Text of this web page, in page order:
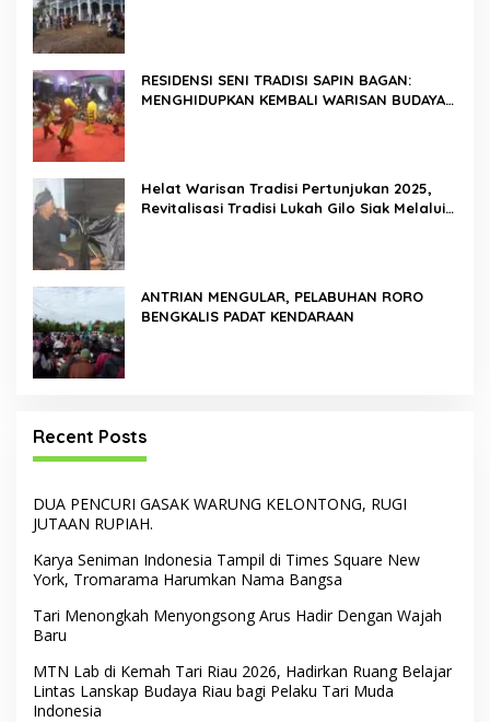
RESIDENSI SENI TRADISI SAPIN BAGAN:
MENGHIDUPKAN KEMBALI WARISAN BUDAYA
Helat Warisan Tradisi Pertunjukan 2025,
Revitalisasi Tradisi Lukah Gilo Siak Melalui
ANTRIAN MENGULAR, PELABUHAN RORO
BENGKALIS PADAT KENDARAAN
Recent Posts
DUA PENCURI GASAK WARUNG KELONTONG, RUGI
JUTAAN RUPIAH.
Karya Seniman Indonesia Tampil di Times Square New
York, Tromarama Harumkan Nama Bangsa
Tari Menongkah Menyongsong Arus Hadir Dengan Wajah
Baru
MTN Lab di Kemah Tari Riau 2026, Hadirkan Ruang Belajar
Lintas Lanskap Budaya Riau bagi Pelaku Tari Muda
Indonesia